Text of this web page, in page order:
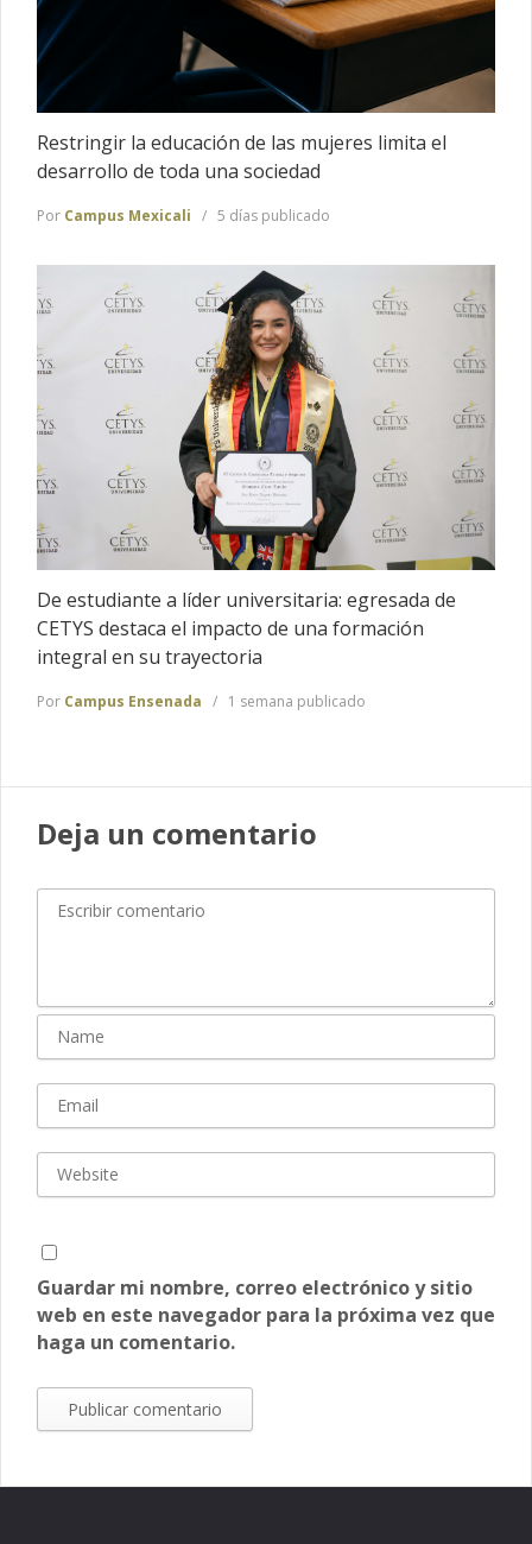
Restringir la educación de las mujeres limita el
desarrollo de toda una sociedad
Por Campus Mexicali 5 días publicado
De estudiante a líder universitaria: egresada de
CETYS destaca el impacto de una formación
integral en su trayectoria
Por Campus Ensenada 1 semana publicado
Deja un comentario
Guardar mi nombre, correo electrónico y sitio
web en este navegador para la próxima vez que
haga un comentario.